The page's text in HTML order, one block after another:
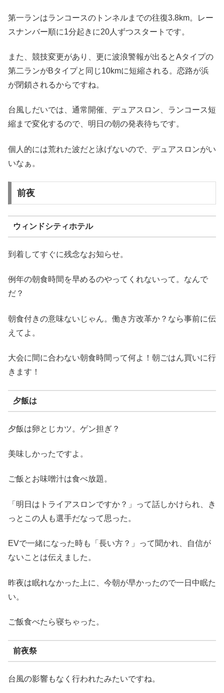
第一ランはランコースのトンネルまでの往復3.8km。レー
スナンバー順に1分起きに20人ずつスタートです。
また、競技変更があり、更に波浪警報が出るとAタイプの
第二ランがBタイプと同じ10kmに短縮される。恋路が浜
が閉鎖されるからですね。
台風しだいでは、通常開催、デュアスロン、ランコース短
縮まで変化するので、明日の朝の発表待ちです。
個人的には荒れた波だと泳げないので、デュアスロンがい
いなぁ。
前夜
ウィンドシティホテル
到着してすぐに残念なお知らせ。
例年の朝食時間を早めるのやってくれないって。なんで
だ？
朝食付きの意味ないじゃん。働き方改革か？なら事前に伝
えてよ。
大会に間に合わない朝食時間って何よ！朝ごはん買いに行
きます！
夕飯は
夕飯は卵とじカツ。ゲン担ぎ？
美味しかったですよ。
ご飯とお味噌汁は食べ放題。
「明日はトライアスロンですか？」って話しかけられ、き
っとこの人も選手だなって思った。
EVで一緒になった時も「長い方？」って聞かれ、自信が
ないことは伝えました。
昨夜は眠れなかった上に、今朝が早かったので一日中眠た
い。
ご飯食べたら寝ちゃった。
前夜祭
台風の影響もなく行われたみたいですね。